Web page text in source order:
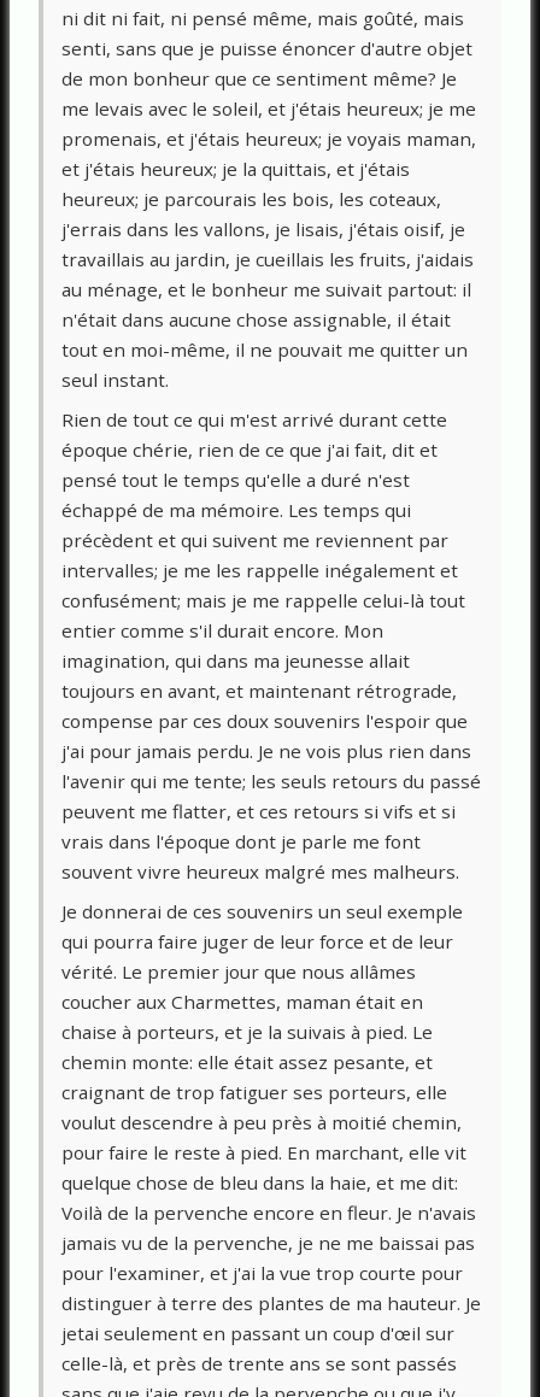
ni dit ni fait, ni pensé même, mais goûté, mais
senti, sans que je puisse énoncer d'autre objet
de mon bonheur que ce sentiment même? Je
me levais avec le soleil, et j'étais heureux; je me
promenais, et j'étais heureux; je voyais maman,
et j'étais heureux; je la quittais, et j'étais
heureux; je parcourais les bois, les coteaux,
j'errais dans les vallons, je lisais, j'étais oisif, je
travaillais au jardin, je cueillais les fruits, j'aidais
au ménage, et le bonheur me suivait partout: il
n'était dans aucune chose assignable, il était
tout en moi-même, il ne pouvait me quitter un
seul instant.
Rien de tout ce qui m'est arrivé durant cette
époque chérie, rien de ce que j'ai fait, dit et
pensé tout le temps qu'elle a duré n'est
échappé de ma mémoire. Les temps qui
précèdent et qui suivent me reviennent par
intervalles; je me les rappelle inégalement et
confusément; mais je me rappelle celui-là tout
entier comme s'il durait encore. Mon
imagination, qui dans ma jeunesse allait
toujours en avant, et maintenant rétrograde,
compense par ces doux souvenirs l'espoir que
j'ai pour jamais perdu. Je ne vois plus rien dans
l'avenir qui me tente; les seuls retours du passé
peuvent me flatter, et ces retours si vifs et si
vrais dans l'époque dont je parle me font
souvent vivre heureux malgré mes malheurs.
Je donnerai de ces souvenirs un seul exemple
qui pourra faire juger de leur force et de leur
vérité. Le premier jour que nous allâmes
coucher aux Charmettes, maman était en
chaise à porteurs, et je la suivais à pied. Le
chemin monte: elle était assez pesante, et
craignant de trop fatiguer ses porteurs, elle
voulut descendre à peu près à moitié chemin,
pour faire le reste à pied. En marchant, elle vit
quelque chose de bleu dans la haie, et me dit:
Voilà de la pervenche encore en fleur. Je n'avais
jamais vu de la pervenche, je ne me baissai pas
pour l'examiner, et j'ai la vue trop courte pour
distinguer à terre des plantes de ma hauteur. Je
jetai seulement en passant un coup d'œil sur
celle-là, et près de trente ans se sont passés